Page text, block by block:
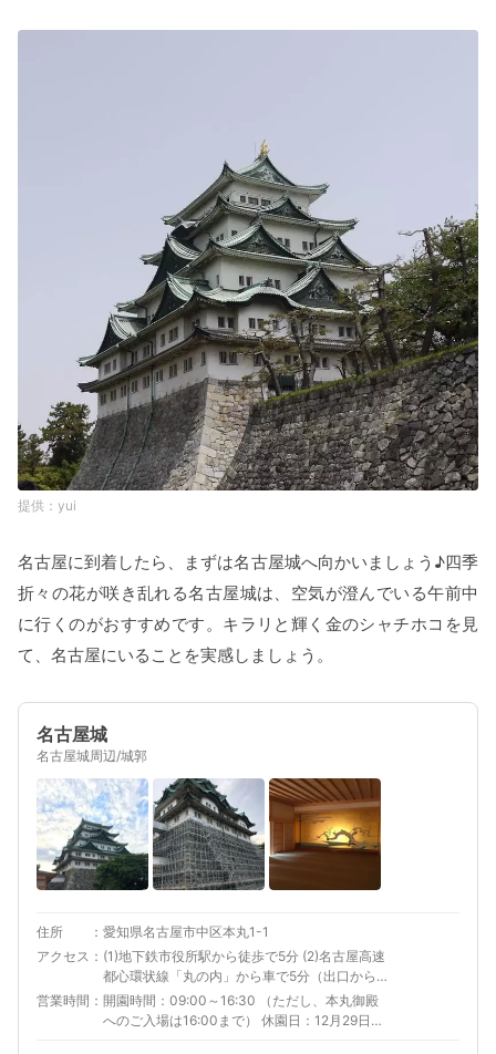
yui
名古屋に到着したら、まずは名古屋城へ向かいましょう♪四季
折々の花が咲き乱れる名古屋城は、空気が澄んでいる午前中
に行くのがおすすめです。キラリと輝く金のシャチホコを見
て、名古屋にいることを実感しましょう。
名古屋城
名古屋城周辺/城郭
住所
愛知県名古屋市中区本丸1-1
アクセス
(1)地下鉄市役所駅から徒歩で5分 (2)名古屋高速
都心環状線「丸の内」から車で5分（出口から北
へ）
営業時間
開園時間：09:00～16:30 （ただし、本丸御殿
へのご入場は16:00まで） 休園日：12月29日～1